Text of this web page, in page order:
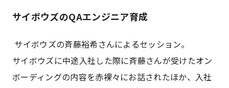
サイボウズのQAエンジニア育成
サイボウズの斉藤裕希さんによるセッション。
サイボウズに中途入社した際に斉藤さんが受けたオン
ボーディングの内容を赤裸々にお話されたほか、入社